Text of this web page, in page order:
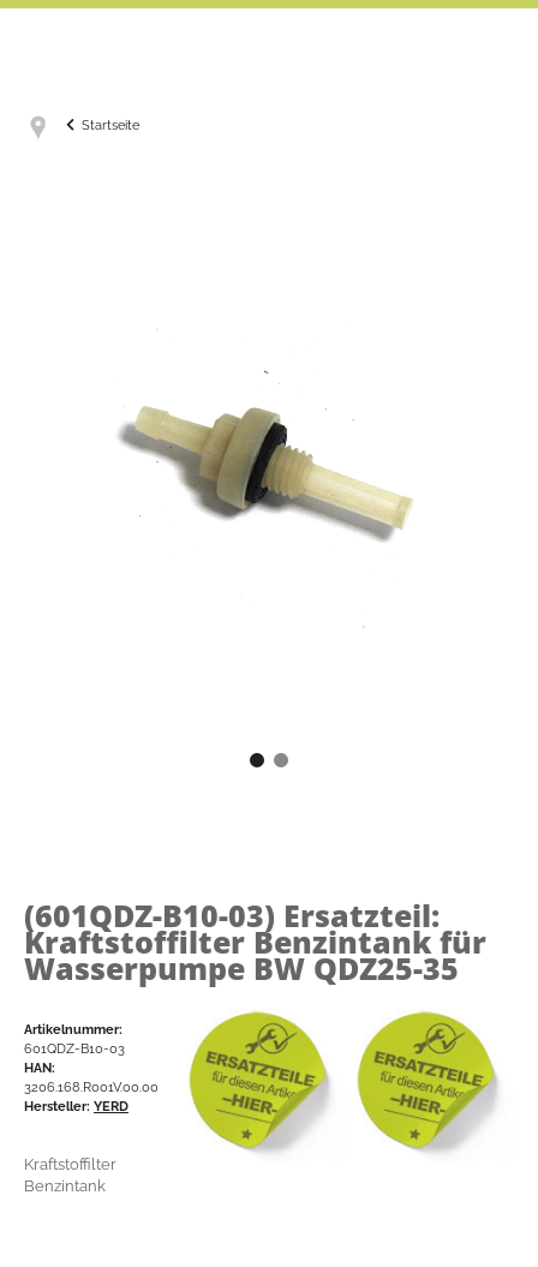
Startseite
(601QDZ-B10-03) Ersatzteil:
Kraftstoffilter Benzintank für
Wasserpumpe BW QDZ25-35
Artikelnummer:
601QDZ-B10-03
HAN:
3206.168.R001V.00.00
Hersteller: YERD
Kraftstoffilter
Benzintank